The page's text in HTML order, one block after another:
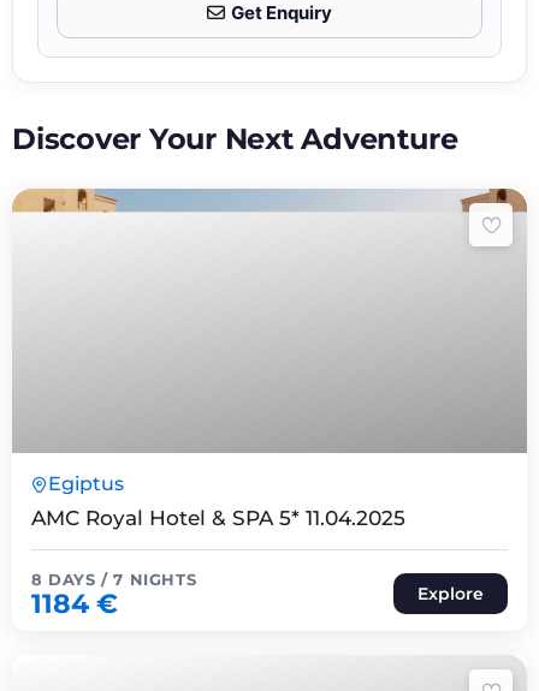
Get Enquiry
Discover Your Next Adventure
Expired !
Egiptus
AMC Royal Hotel & SPA 5* 11.04.2025
8 DAYS / 7 NIGHTS
1184 € Explore